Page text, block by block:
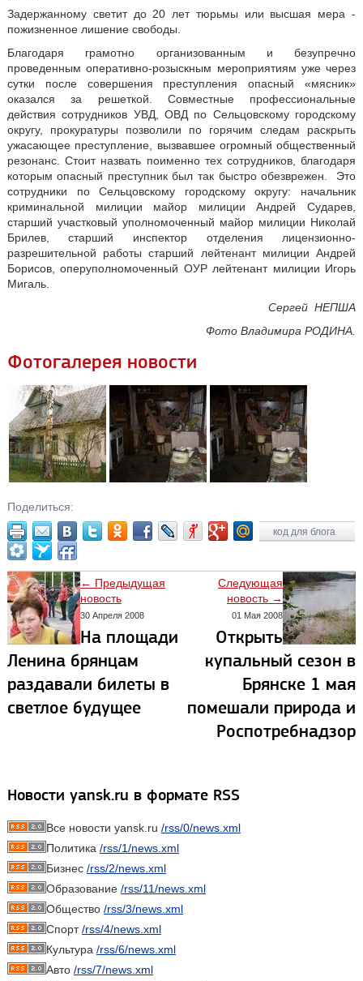
Задержанному светит до 20 лет тюрьмы или высшая мера -
пожизненное лишение свободы.
Благодаря грамотно организованным и безупречно
проведенным оперативно-розыскным мероприятиям уже через
сутки после совершения преступления опасный «мясник»
оказался за решеткой. Совместные профессиональные
действия сотрудников УВД, ОВД по Сельцовскому городскому
округу, прокуратуры позволили по горячим следам раскрыть
ужасающее преступление, вызвавшее огромный общественный
резонанс. Стоит назвать поименно тех сотрудников, благодаря
которым опасный преступник был так быстро обезврежен. Это
сотрудники по Сельцовскому городскому округу: начальник
криминальной милиции майор милиции Андрей Сударев,
старший участковый уполномоченный майор милиции Николай
Брилев, старший инспектор отделения лицензионно-
разрешительной работы старший лейтенант милиции Андрей
Борисов, оперуполномоченный ОУР лейтенант милиции Игорь
Мигаль.
Сергей НЕПША
Фото Владимира РОДИНА.
Фотогалерея новости
Поделиться:
код для блога
← Предыдущая
новость
30 Апреля 2008
На площади
Ленина брянцам
раздавали билеты в
светлое будущее
Следующая
новость →
01 Мая 2008
Открыть
купальный сезон в
Брянске 1 мая
помешали природа и
Роспотребнадзор
Новости yansk.ru в формате RSS
Все новости yansk.ru /rss/0/news.xml
Политика /rss/1/news.xml
Бизнес /rss/2/news.xml
Образование /rss/11/news.xml
Общество /rss/3/news.xml
Спорт/rss/4/news.xml
Культура /rss/6/news.xml
Авто /rss/7/news.xml